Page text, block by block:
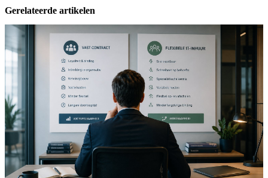
Gerelateerde artikelen